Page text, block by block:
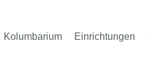
Kolumbarium Einrichtungen